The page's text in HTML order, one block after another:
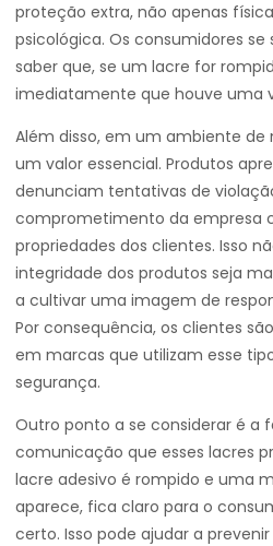
proteção extra, não apenas
psicológica. Os consumidores
saber que, se um lacre for
imediatamente que houve uma
Além disso, em um ambiente de
um valor essencial. Produtos
denunciam tentativas de
comprometimento da empresa
propriedades dos clientes. Isso
integridade dos produtos seja
a cultivar uma imagem de
Por consequência, os clientes
em marcas que utilizam esse
segurança.
Outro ponto a se considerar é a
comunicação que esses lacres
lacre adesivo é rompido e uma
aparece, fica claro para o
certo. Isso pode ajudar a